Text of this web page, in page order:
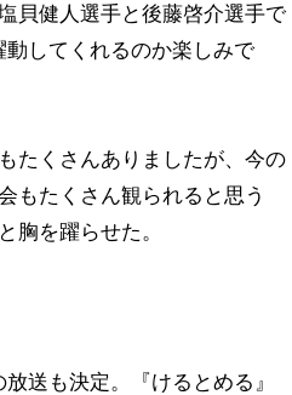
貝健人選手と後藤啓介選手で
してくれるのか楽しみで
たくさんありましたが、今の
もたくさん観られると思う
胸を躍らせた。
送も決定。『けるとめる』